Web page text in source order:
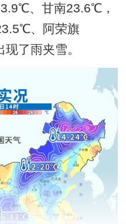
、甘南23.6℃，
、阿荣旗
了雨夹雪。